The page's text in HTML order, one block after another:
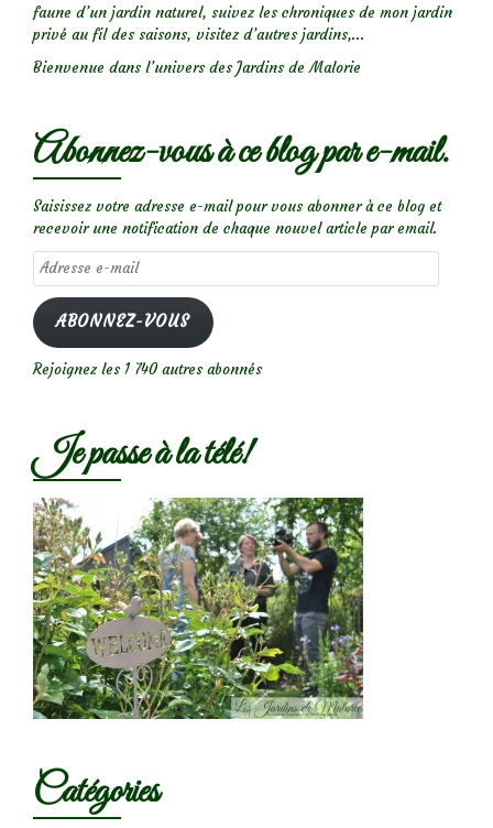
faune d’un jardin naturel, suivez les chroniques de mon jardin
privé au fil des saisons, visitez d’autres jardins,...
Bienvenue dans l’univers des Jardins de Malorie
Abonnez-vous à ce blog par e-mail.
Saisissez votre adresse e-mail pour vous abonner à ce blog et
recevoir une notification de chaque nouvel article par email.
Adresse
e-
mail
ABONNEZ-VOUS
Rejoignez les 1 740 autres abonnés
Je passe à la télé!
Catégories